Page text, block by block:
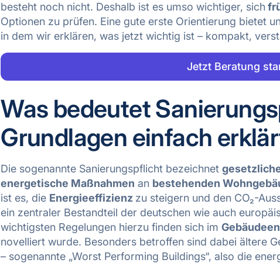
besteht noch nicht. Deshalb ist es umso wichtiger, sich
Optionen zu prüfen. Eine gute erste Orientierung bietet
in dem wir erklären, was jetzt wichtig ist – kompakt,
Jetzt Beratung
Was bedeutet
Grundlagen einfach
Die sogenannte Sanierungspflicht bezeichnet
energetische Maßnahmen an bestehenden
ist es, die Energieeffizienz zu steigern und den CO₂-
ein zentraler Bestandteil der deutschen wie auch
wichtigsten Regelungen hierzu finden sich im
novelliert wurde. Besonders betroffen sind dabei ältere
– sogenannte „Worst Performing Buildings“, also die